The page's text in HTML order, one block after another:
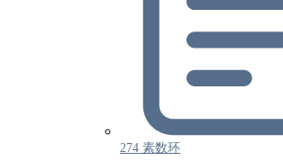
274 素数环